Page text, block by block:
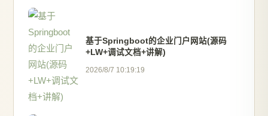
基于Springboot的企业门户网站(源码
+LW+调试文档+讲解)
2026/8/7 10:19:19